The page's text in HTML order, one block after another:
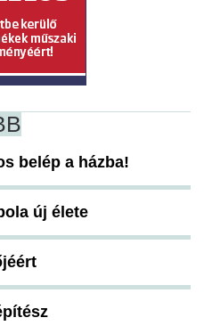
belép a házba!
új élete